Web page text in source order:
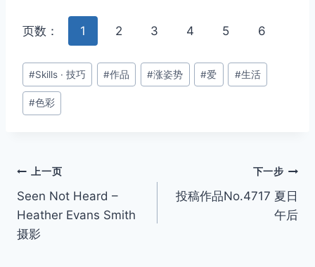
页数： 1 2 3 4 5 6
文
章
标
#Skills · 技巧 #作品 #涨姿势 #爱 #生活
#色彩
文
章
导
上一页
Seen Not Heard –
Heather Evans Smith
摄影
下一步
投稿作品No.4717 夏日
午后